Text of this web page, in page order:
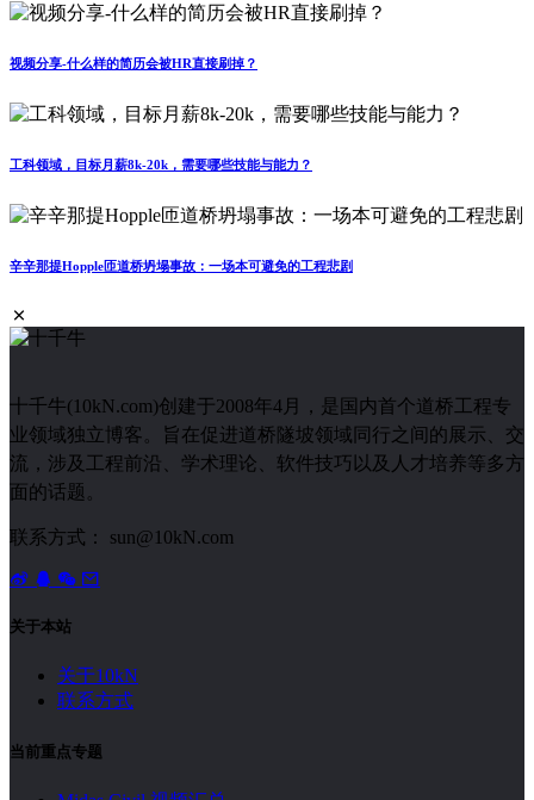
视频分享-什么样的简历会被HR直接刷掉？
工科领域，目标月薪8k-20k，需要哪些技能与能力？
辛辛那提Hopple匝道桥坍塌事故：一场本可避免的工程悲剧
十千牛(10kN.com)创建于2008年4月，是国内首个道桥工程专
业领域独立博客。旨在促进道桥隧坡领域同行之间的展示、交
流，涉及工程前沿、学术理论、软件技巧以及人才培养等多方
面的话题。
联系方式： sun@10kN.com
关于本站
关于10kN
联系方式
当前重点专题